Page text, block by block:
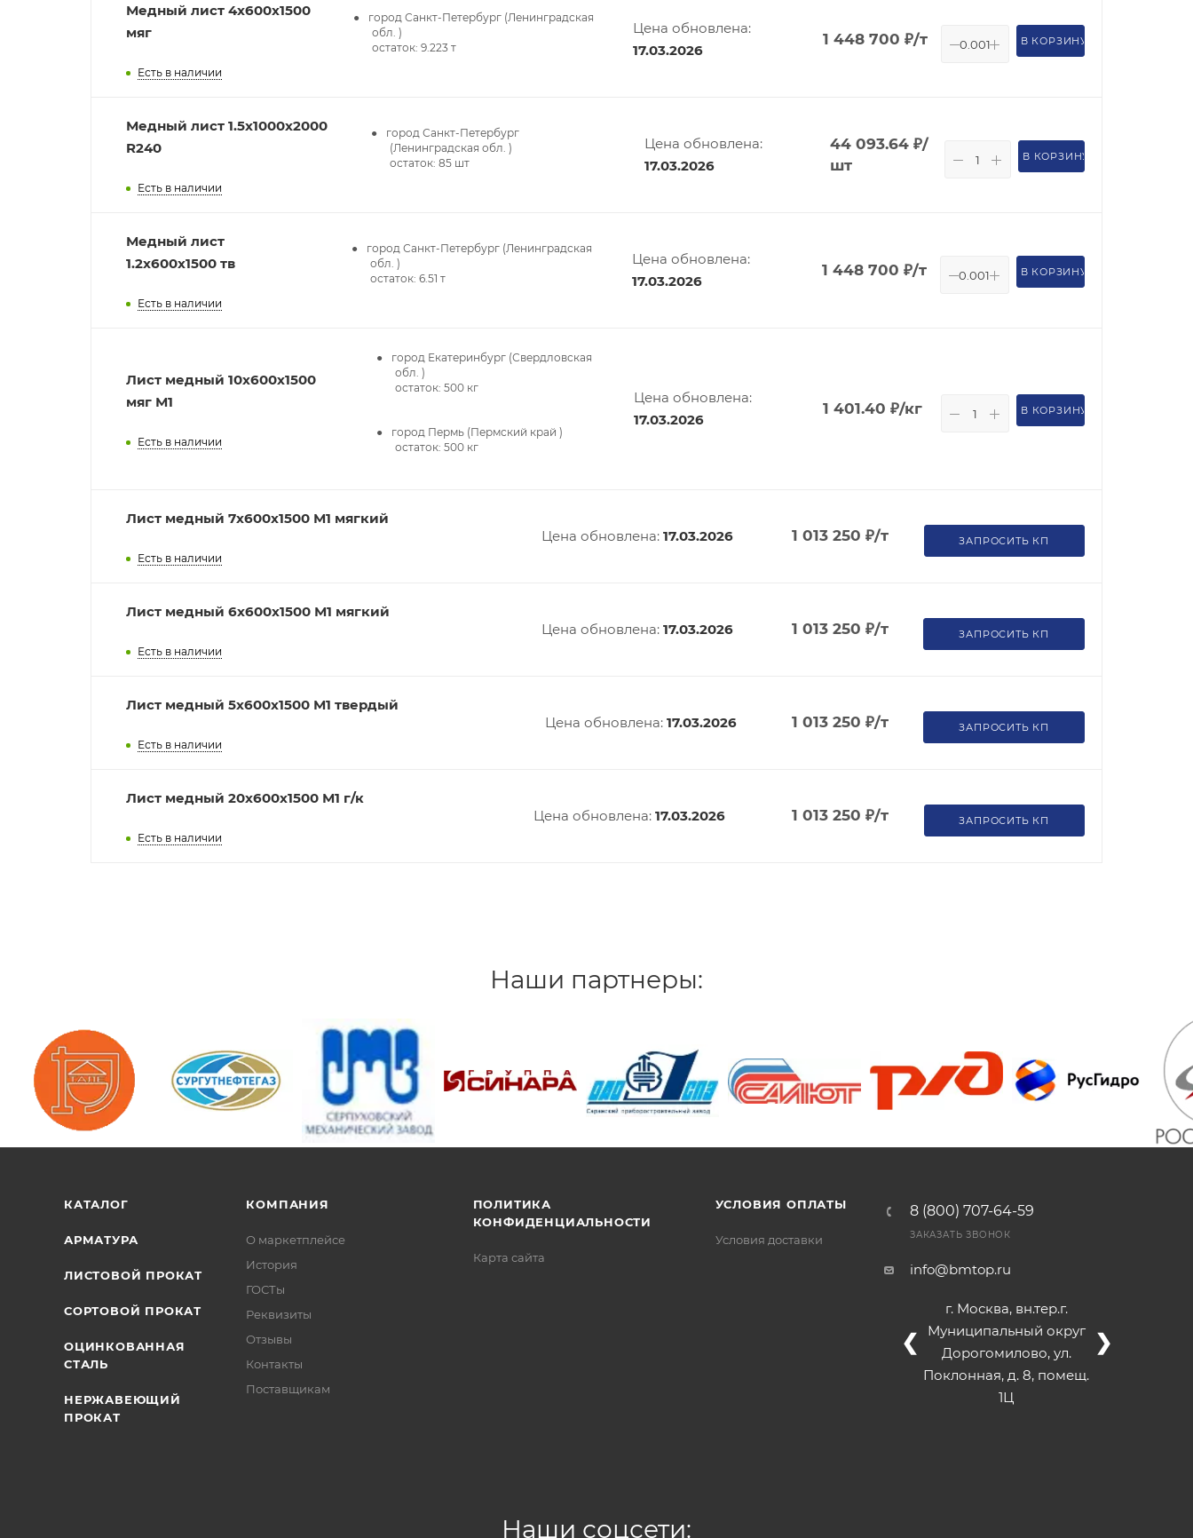
Медный лист 4x600x1500
мяг
Есть в наличии
город Санкт-Петербург (Ленинградская
обл. )
остаток: 9.223 т
Цена обновлена:
17.03.2026
1 448 700 ₽/т В КОРЗИНУ
Медный лист 1.5x1000x2000
R240
Есть в наличии
город Санкт-Петербург
(Ленинградская обл. )
остаток:85 шт
Цена обновлена:
17.03.2026
44 093.64₽/
шт
В КОРЗИНУ
Медный лист
1.2x600x1500 тв
Есть в наличии
город Санкт-Петербург (Ленинградская
обл. )
остаток: 6.51 т
Цена обновлена:
17.03.2026
1 448 700 ₽/т В КОРЗИНУ
Лист медный 10х600х1500
мяг М1
Есть в наличии
город Екатеринбург (Свердловская
обл. )
остаток:500 кг
город Пермь (Пермский край )
остаток:500 кг
Цена обновлена:
17.03.2026
1 401.40 ₽/кг В КОРЗИНУ
Лист медный 7x600х1500 М1 мягкий
Есть в наличии
Цена обновлена: 17.03.2026 1 013 250 ₽/т ЗАПРОСИТЬ КП
Лист медный 6x600х1500 М1 мягкий
Есть в наличии
Цена обновлена:17.03.2026 1 013 250 ₽/т ЗАПРОСИТЬ КП
Лист медный 5x600х1500 М1 твердый
Есть в наличии
Цена обновлена: 17.03.2026 1 013 250 ₽/т ЗАПРОСИТЬ КП
Лист медный 20x600х1500 М1 г/к
Есть в наличии
Цена обновлена: 17.03.2026 1 013 250 ₽/т ЗАПРОСИТЬ КП
Наши партнеры:
КАТАЛОГ
АРМАТУРА
ЛИСТОВОЙ ПРОКАТ
СОРТОВОЙ ПРОКАТ
ОЦИНКОВАННАЯ
СТАЛЬ
НЕРЖАВЕЮЩИЙ
ПРОКАТ
КОМПАНИЯ
О маркетплейсе
История
ГОСТы
Реквизиты
Отзывы
Контакты
Поставщикам
ПОЛИТИКА
КОНФИДЕНЦИАЛЬНОСТИ
Карта сайта
УСЛОВИЯ ОПЛАТЫ
Условия доставки
8 (800) 707-64-59
ЗАКАЗАТЬ ЗВОНОК
info@bmtop.ru
г. Москва, вн.тер.г.
Муниципальный округ
Дорогомилово, ул.
Поклонная, д. 8, помещ.
1Ц
❮ ❯
Наши соцсети: